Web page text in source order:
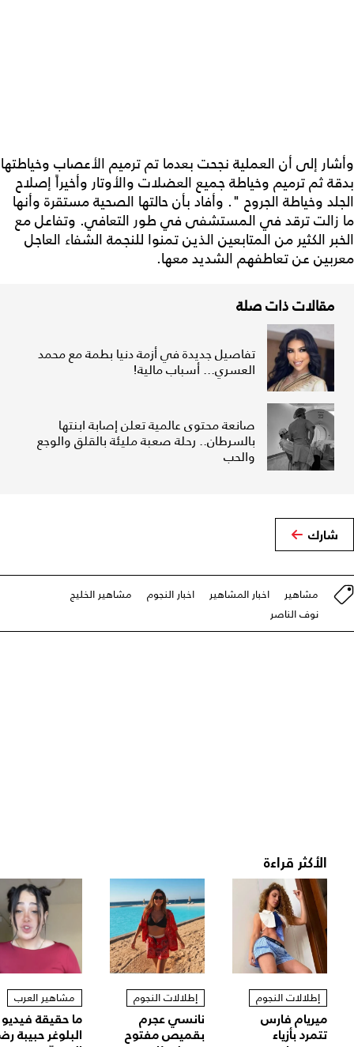
وأشار إلى أن العملية نجحت بعدما تم ترميم الأعصاب وخياطتها
بدقة ثم ترميم وخياطة جميع العضلات والأوتار وأخيراً إصلاح
الجلد وخياطة الجروح ". وأفاد بأن حالتها الصحية مستقرة وأنها
ما زالت ترقد في المستشفى في طور التعافي. وتفاعل مع
الخبر الكثير من المتابعين الذين تمنوا للنجمة الشفاء العاجل
معربين عن تعاطفهم الشديد معها.
مقالات ذات صلة
تفاصيل جديدة في أزمة دنيا بطمة مع محمد
العسري... أسباب مالية!
صانعة محتوى عالمية تعلن إصابة ابنتها
بالسرطان.. رحلة صعبة مليئة بالقلق والوجع
والحب
شارك
مشاهير اخبار المشاهير اخبار النجوم
مشاهير الخليج
نوف الناصر
الأكثر قراءة
إطلالات النجوم
ميريام فارس
تتمرد بأزياء
إطلالات النجوم
نانسي عجرم
بقميص مفتوح
مشاهير العرب
ما حقيقة فيديو
البلوغر حبيبة